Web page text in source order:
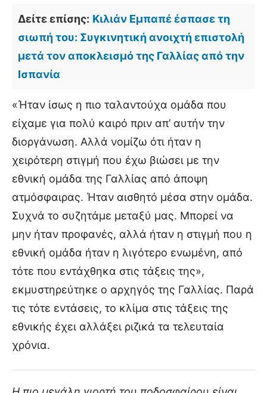
Δείτε επίσης: Κιλιάν Εμπαπέ έσπασε τη
σιωπή του: Συγκινητική ανοιχτή επιστολή
μετά τον αποκλεισμό της Γαλλίας από την
Ισπανία
«Ήταν ίσως η πιο ταλαντούχα ομάδα που
είχαμε για πολύ καιρό πριν απ’ αυτήν την
διοργάνωση. Αλλά νομίζω ότι ήταν η
χειρότερη στιγμή που έχω βιώσει με την
εθνική ομάδα της Γαλλίας από άποψη
ατμόσφαιρας. Ήταν αισθητό μέσα στην ομάδα.
Συχνά το συζητάμε μεταξύ μας. Μπορεί να
μην ήταν προφανές, αλλά ήταν η στιγμή που η
εθνική ομάδα ήταν η λιγότερο ενωμένη, από
τότε που εντάχθηκα στις τάξεις της»,
εκμυστηρεύτηκε ο αρχηγός της Γαλλίας. Παρά
τις τότε εντάσεις, το κλίμα στις τάξεις της
εθνικής έχει αλλάξει ριζικά τα τελευταία
χρόνια.